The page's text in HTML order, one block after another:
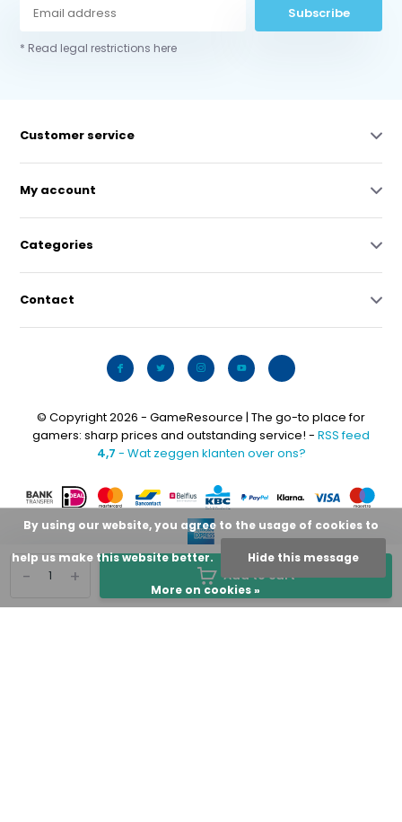
+
- Add to cart
Subscribe
* Read legal restrictions here
Customer service
My account
Categories
Contact
© Copyright 2026 - GameResource | The go-to place for
gamers: sharp prices and outstanding service! - RSS feed
4,7 - Wat zeggen klanten over ons?
By using our website, you agree to the usage of cookies to
help us make this website better. Hide this message
More on cookies »